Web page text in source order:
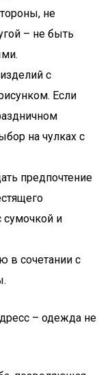
не
– не быть
с
Если
на чулках с
предпочтение
сумочкой и
в сочетании с
– одежда не